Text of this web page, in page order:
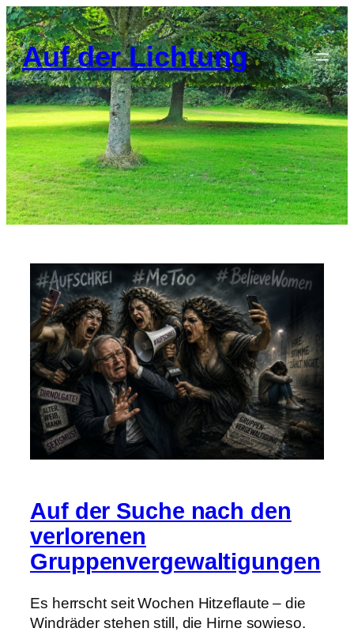
Auf der Lichtung
Auf der Suche nach den
verlorenen
Gruppenvergewaltigungen
Es herrscht seit Wochen Hitzeflaute – die
Windräder stehen still, die Hirne sowieso.